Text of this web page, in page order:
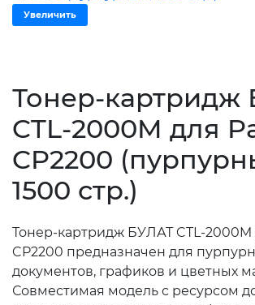
Увеличить
Тонер-картридж
CTL-2000M для
CP2200
1500 стр.)
Тонер-картридж БУЛАТ CTL-
CP2200 предназначен для
документов, графиков и цветных
Совместимая модель с ресурсом